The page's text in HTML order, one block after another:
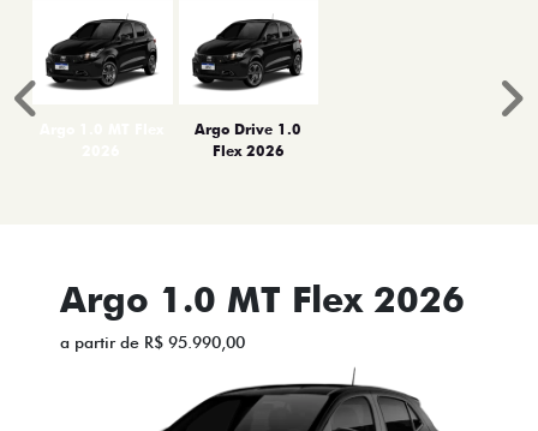
Argo Drive 1.0
Flex 2026
Anterior
Argo 1.0 MT Flex 2026
a partir de R$ 95.990,00